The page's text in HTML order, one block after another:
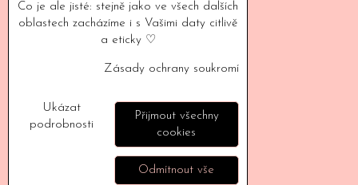
Naše filozofie
Velkoodběratelé
Doprava a poštovné
Vrácení a reklamace
Co je ale jisté: stejně jako ve všech dalších
oblastech zacházíme i s Vašimi daty citlivě
a eticky ♡
Zásady ochrany soukromí
Ukázat
podrobnosti
Přijmout všechny
cookies
Odmítnout vše